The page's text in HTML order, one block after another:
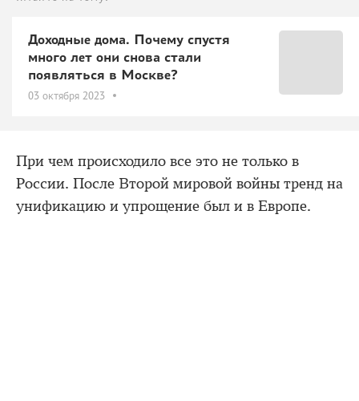
Доходные дома. Почему спустя
много лет они снова стали
появляться в Москве?
03 октября 2023
При чем происходило все это не только в
России. После Второй мировой войны тренд на
унификацию и упрощение был и в Европе.